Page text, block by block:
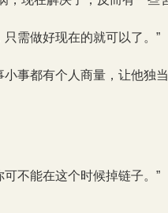
需做好现在的就可以了。”
事都有个人商量，让他独
不能在这个时候掉链子。”